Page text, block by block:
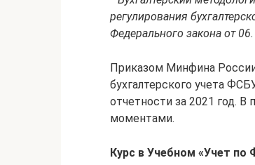
регулирования
Федерального закона от
Приказом Минфина
бухгалтерского учета
отчетности за 2021 год.
моментами.
Курс в Учебном «Учет по